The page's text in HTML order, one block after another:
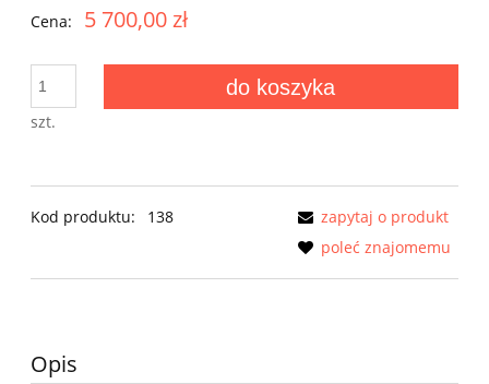
Cena: 5 700,00 zł
szt.
do koszyka
Kod produktu: 138
zapytaj o produkt
poleć znajomemu
Opis